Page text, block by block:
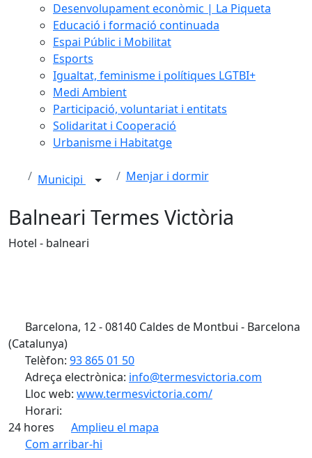
Desenvolupament econòmic | La Piqueta
Educació i formació continuada
Espai Públic i Mobilitat
Esports
Igualtat, feminisme i polítiques LGTBI+
Medi Ambient
Participació, voluntariat i entitats
Solidaritat i Cooperació
Urbanisme i Habitatge
Municipi Menjar i dormir
Balneari Termes Victòria
Hotel - balneari
Barcelona, 12 - 08140 Caldes de Montbui - Barcelona
(Catalunya)
Telèfon: 93 865 01 50
Adreça electrònica: info@termesvictoria.com
Lloc web: www.termesvictoria.com/
Horari:
24 hores
Amplieu el mapa
Com arribar-hi